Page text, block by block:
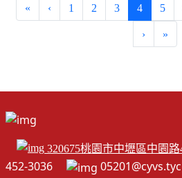
« ‹ 1 2 3 4 (current)
5
› »
320675桃園市中壢區中園路
452-3036